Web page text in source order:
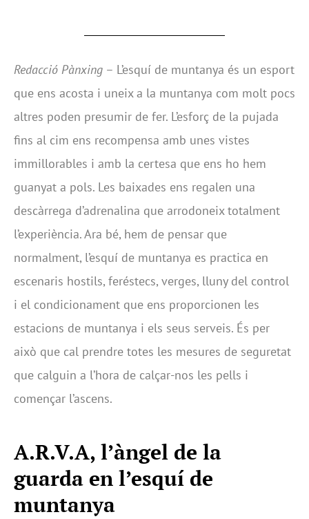
Redacció Pànxing – L’esquí de muntanya és un esport
que ens acosta i uneix a la muntanya com molt pocs
altres poden presumir de fer. L’esforç de la pujada
fins al cim ens recompensa amb unes vistes
immillorables i amb la certesa que ens ho hem
guanyat a pols. Les baixades ens regalen una
descàrrega d’adrenalina que arrodoneix totalment
l’experiència. Ara bé, hem de pensar que
normalment, l’esquí de muntanya es practica en
escenaris hostils, feréstecs, verges, lluny del control
i el condicionament que ens proporcionen les
estacions de muntanya i els seus serveis. És per
això que cal prendre totes les mesures de seguretat
que calguin a l’hora de calçar-nos les pells i
començar l’ascens.
A.R.V.A, l’àngel de la
guarda en l’esquí de
muntanya